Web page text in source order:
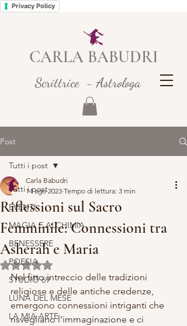
Privacy Policy
CARLA BABUDRI
Scrittrice - Astrologa
Post
Tutti i post
EVENTI
MAGIA E ALCHIMIA
BENESSERE
POESIA
STUDIO 69
LUNA DEL MESE
LA MIA ARTE
Tutti i post
Riflessioni sul Sacro
Femminile: Connessioni tra
Asherah e Maria
Carla Babudri
14 ago 2023 Tempo di lettura: 3 min
Valutazione NaN stelle su 5.
Nel fitto intreccio delle tradizioni
religiose e delle antiche credenze,
emergono connessioni intriganti che
risvegliano l'immaginazione e ci